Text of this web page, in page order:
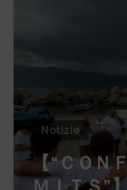
Notizie
【 “ＣＯＮ